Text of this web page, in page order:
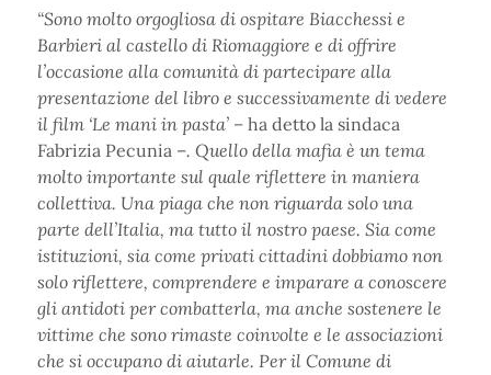
“Sono molto orgogliosa di ospitare Biacchessi e
Barbieri al castello di Riomaggiore e di offrire
l’occasione alla comunità di partecipare alla
presentazione del libro e successivamente di vedere
il film ‘Le mani in pasta’ – ha detto la sindaca
Fabrizia Pecunia –. Quello della mafia è un tema
molto importante sul quale riflettere in maniera
collettiva. Una piaga che non riguarda solo una
parte dell’Italia, ma tutto il nostro paese. Sia come
istituzioni, sia come privati cittadini dobbiamo non
solo riflettere, comprendere e imparare a conoscere
gli antidoti per combatterla, ma anche sostenere le
vittime che sono rimaste coinvolte e le associazioni
che si occupano di aiutarle. Per il Comune di